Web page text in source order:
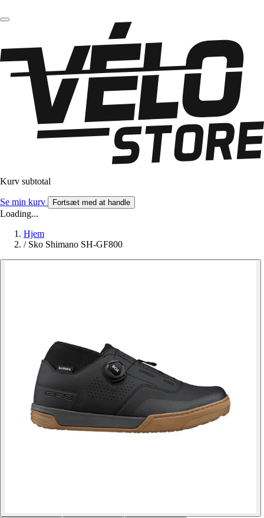
Kurv subtotal
Se min kurv Fortsæt med at handle
Loading...
Hjem
/ Sko Shimano SH-GF800